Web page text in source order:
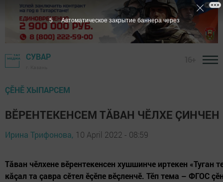
СУВАР
ÇӖНӖ ХЫПАРСЕМ
ВӖРЕНТЕКЕНСЕМ ТĂВАН ЧӖЛХЕ ÇИНЧЕН
Ирина Трифонова, 10 April 2022 - 08:59
Тăван чӗлхене вӗрентекенсен хушшинче иртекен «Туган
кăçал та çавра сӗтел ӗçӗпе вӗçленчӗ. Тӗп тема – ФГОС
4 Автоматическое закрытие баннера через